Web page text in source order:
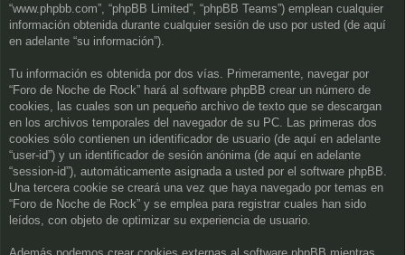
os
“www.phpbb.com”, “phpBB Limited”, “phpBB Teams”) emplean cualquier
información obtenida durante cualquier sesión de uso por usted (de aquí
en adelante “su información”).
Tu información es obtenida por dos vías. Primeramente, navegar por
“Foro de Noche de Rock” hará al software phpBB crear un número de
cookies, las cuales son un pequeño archivo de texto que se descargan
en los archivos temporales del navegador de su PC. Las primeras dos
cookies sólo contienen un identificador de usuario (de aquí en adelante
“user-id”) y un identificador de sesión anónima (de aquí en adelante
“session-id”), automáticamente asignada a usted por el software phpBB.
Una tercera cookie se creará una vez que haya navegado por temas en
“Foro de Noche de Rock” y se emplea para registrar cuales han sido
leídos, con objeto de optimizar su experiencia de usuario.
Además podemos crear cookies externas al software phpBB mientras